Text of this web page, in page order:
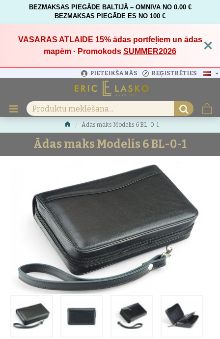
BEZMAKSAS PIEGĀDE BALTIJĀ – OMNIVA NO 0.00 €
BEZMAKSAS PIEGĀDE ES NO 100 €
VASARAS ATLAIDE 15%ādas portfeļiem un ādas
mapēm · Promokods SUMMER2026 ×
PIETEIKŠANĀS REĢISTRĒTIES
Ādas maks Modelis 6 BL-0-1
Ādas maks Modelis 6 BL-0-1